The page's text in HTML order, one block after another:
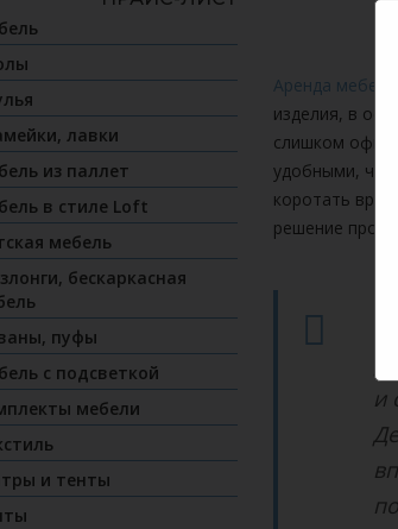
лавки
из паллет
в стиле Loft
мебель
бескаркасная
пуфы
с подсветкой
мебели
и тенты
Аренда мебели
изделия, в
слишком
удобными, чем
коротать
решение
и